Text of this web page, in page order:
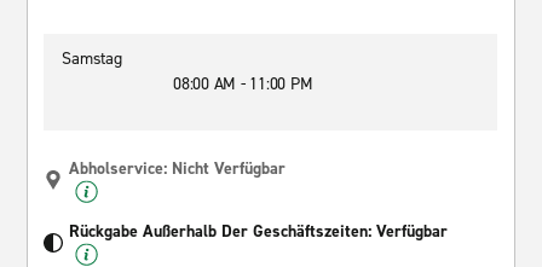
Samstag
08:00 AM - 11:00 PM
Abholservice: Nicht Verfügbar
Rückgabe Außerhalb Der Geschäftszeiten: Verfügbar